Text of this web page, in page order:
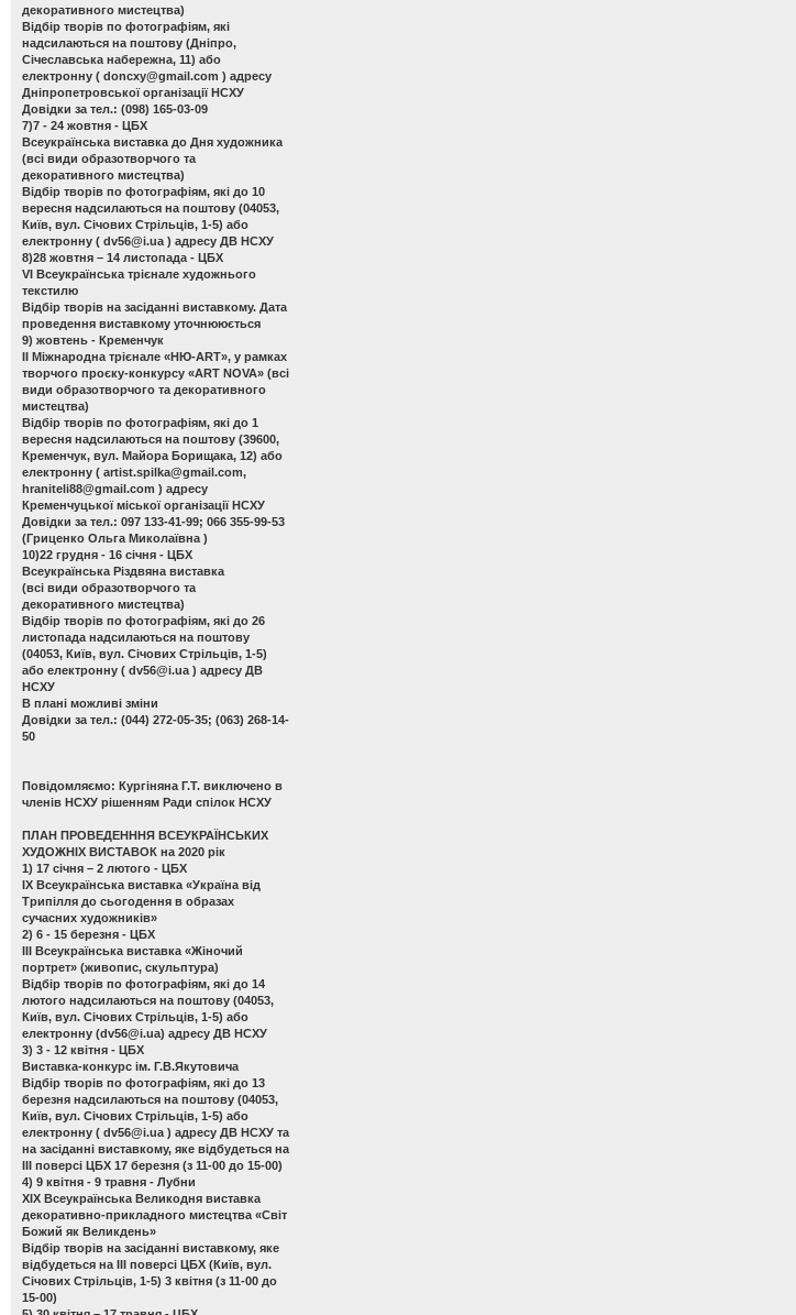
декоративного мистецтва)
Відбір творів по фотографіям, які
надсилаються на поштову (Дніпро,
Січеславська набережна, 11) або
електронну ( doncxy@gmail.com ) адресу
Дніпропетровської організації НСХУ
Довідки за тел.: (098) 165-03-09
7)7 - 24 жовтня - ЦБХ
Всеукраїнська виставка до Дня художника
(всі види образотворчого та
декоративного мистецтва)
Відбір творів по фотографіям, які до 10
вересня надсилаються на поштову (04053,
Київ, вул. Січових Стрільців, 1-5) або
електронну ( dv56@i.ua ) адресу ДВ НСХУ
8)28 жовтня – 14 листопада - ЦБХ
VІ Всеукраїнська трієнале художнього
текстилю
Відбір творів на засіданні виставкому. Дата
проведення виставкому уточнююється
9) жовтень - Кременчук
ІІ Міжнародна трієнале «НЮ-АRТ», у рамках
творчого проєку-конкурсу «ART NOVA» (всі
види образотворчого та декоративного
мистецтва)
Відбір творів по фотографіям, які до 1
вересня надсилаються на поштову (39600,
Кременчук, вул. Майора Борищака, 12) або
електронну ( artist.spilka@gmail.com,
hraniteli88@gmail.com ) адресу
Кременчуцької міської організації НСХУ
Довідки за тел.: 097 133-41-99; 066 355-99-53
(Гриценко Ольга Миколаївна )
10)22 грудня - 16 січня - ЦБХ
Всеукраїнська Різдвяна виставка
(всі види образотворчого та
декоративного мистецтва)
Відбір творів по фотографіям, які до 26
листопада надсилаються на поштову
(04053, Київ, вул. Січових Стрільців, 1-5)
або електронну ( dv56@i.ua ) адресу ДВ
НСХУ
В плані можливі зміни
Довідки за тел.: (044) 272-05-35; (063) 268-14-
50
Повідомляємо: Кургіняна Г.Т. виключено в
членів НСХУ рішенням Ради спілок НСХУ
ПЛАН ПРОВЕДЕНННЯ ВСЕУКРАЇНСЬКИХ
ХУДОЖНІХ ВИСТАВОК на 2020 рік
1) 17 січня – 2 лютого - ЦБХ
ІХ Всеукраїнська виставка «Україна від
Трипілля до сьогодення в образах
сучасних художників»
2) 6 - 15 березня - ЦБХ
ІІІ Всеукраїнська виставка «Жіночий
портрет» (живопис, скульптура)
Відбір творів по фотографіям, які до 14
лютого надсилаються на поштову (04053,
Київ, вул. Січових Стрільців, 1-5) або
електронну (dv56@i.ua) адресу ДВ НСХУ
3) 3 - 12 квітня - ЦБХ
Виставка-конкурс ім. Г.В.Якутовича
Відбір творів по фотографіям, які до 13
березня надсилаються на поштову (04053,
Київ, вул. Січових Стрільців, 1-5) або
електронну ( dv56@i.ua ) адресу ДВ НСХУ та
на засіданні виставкому, яке відбудеться на
ІІІ поверсі ЦБХ 17 березня (з 11-00 до 15-00)
4) 9 квітня - 9 травня - Лубни
ХІХ Всеукраїнська Великодня виставка
декоративно-прикладного мистецтва «Світ
Божий як Великдень»
Відбір творів на засіданні виставкому, яке
відбудеться на ІІІ поверсі ЦБХ (Київ, вул.
Січових Стрільців, 1-5) 3 квітня (з 11-00 до
15-00)